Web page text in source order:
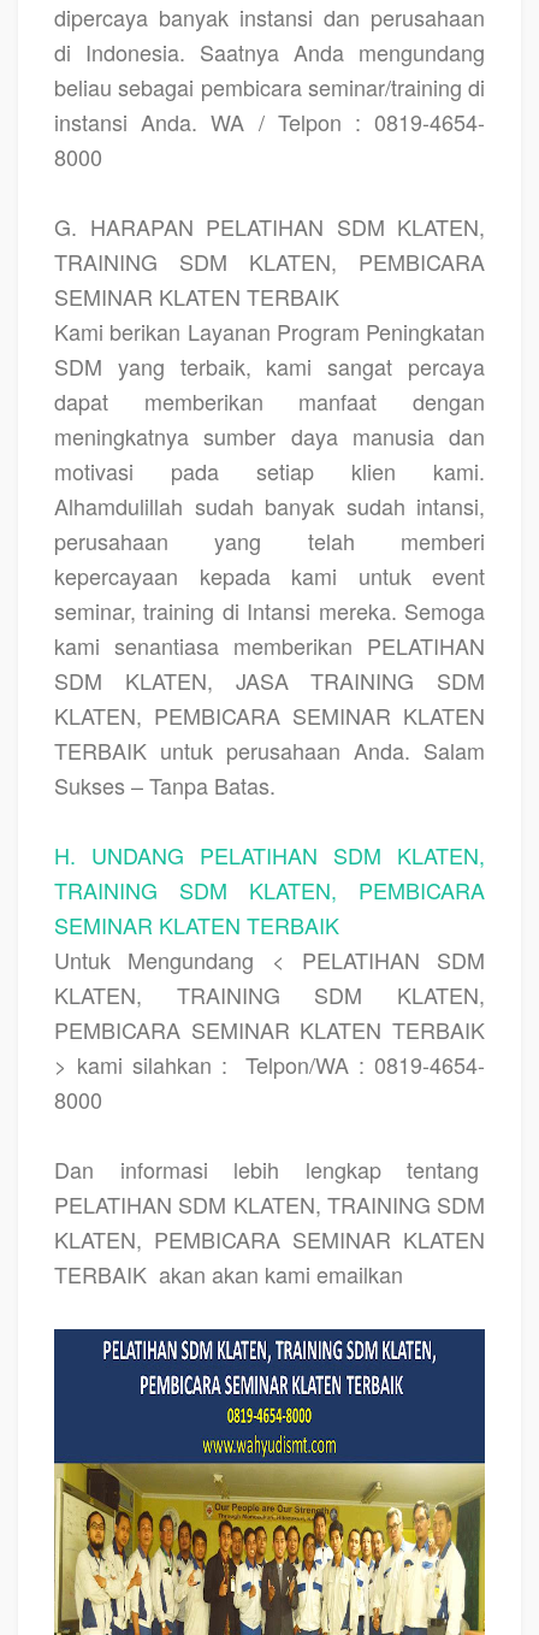
dipercaya banyak instansi dan perusahaan
di Indonesia. Saatnya Anda mengundang
beliau sebagai pembicara seminar/training di
instansi Anda. WA / Telpon : 0819-4654-
8000
G. HARAPAN PELATIHAN SDM KLATEN,
TRAINING SDM KLATEN, PEMBICARA
SEMINAR KLATEN TERBAIK
Kami berikan Layanan Program Peningkatan
SDM yang terbaik, kami sangat percaya
dapat memberikan manfaat dengan
meningkatnya sumber daya manusia dan
motivasi pada setiap klien kami.
Alhamdulillah sudah banyak sudah intansi,
perusahaan yang telah memberi
kepercayaan kepada kami untuk event
seminar, training di Intansi mereka. Semoga
kami senantiasa memberikan PELATIHAN
SDM KLATEN, JASA TRAINING SDM
KLATEN, PEMBICARA SEMINAR KLATEN
TERBAIK untuk perusahaan Anda. Salam
Sukses – Tanpa Batas.
H. UNDANG PELATIHAN SDM KLATEN,
TRAINING SDM KLATEN, PEMBICARA
SEMINAR KLATEN TERBAIK
Untuk Mengundang < PELATIHAN SDM
KLATEN, TRAINING SDM KLATEN,
PEMBICARA SEMINAR KLATEN TERBAIK
> kami silahkan :
Telpon/WA : 0819-4654-
8000
Dan informasi lebih lengkap tentang
PELATIHAN SDM KLATEN, TRAINING SDM
KLATEN, PEMBICARA SEMINAR KLATEN
TERBAIK akan akan kami emailkan